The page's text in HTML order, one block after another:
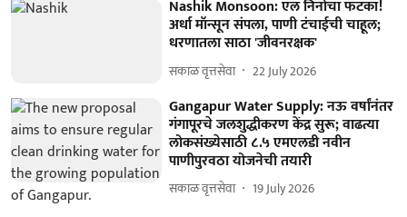
Nashik Monsoon: एल निनोचा फटका!
अर्धा मॉन्सून संपला, पाणी टंचाईची चाहूल;
धरणातला साठा 'जीवनरक्षक'
सकाळ वृत्तसेवा 22 July 2026
Gangapur Water Supply: नऊ वर्षांनंतर
गंगापूरचे जलशुद्धीकरण केंद्र सुरू; वाढत्या
लोकसंख्येसाठी ८.५ एमएलडी नवीन
पाणीपुरवठा योजनेची तयारी
सकाळ वृत्तसेवा 19 July 2026